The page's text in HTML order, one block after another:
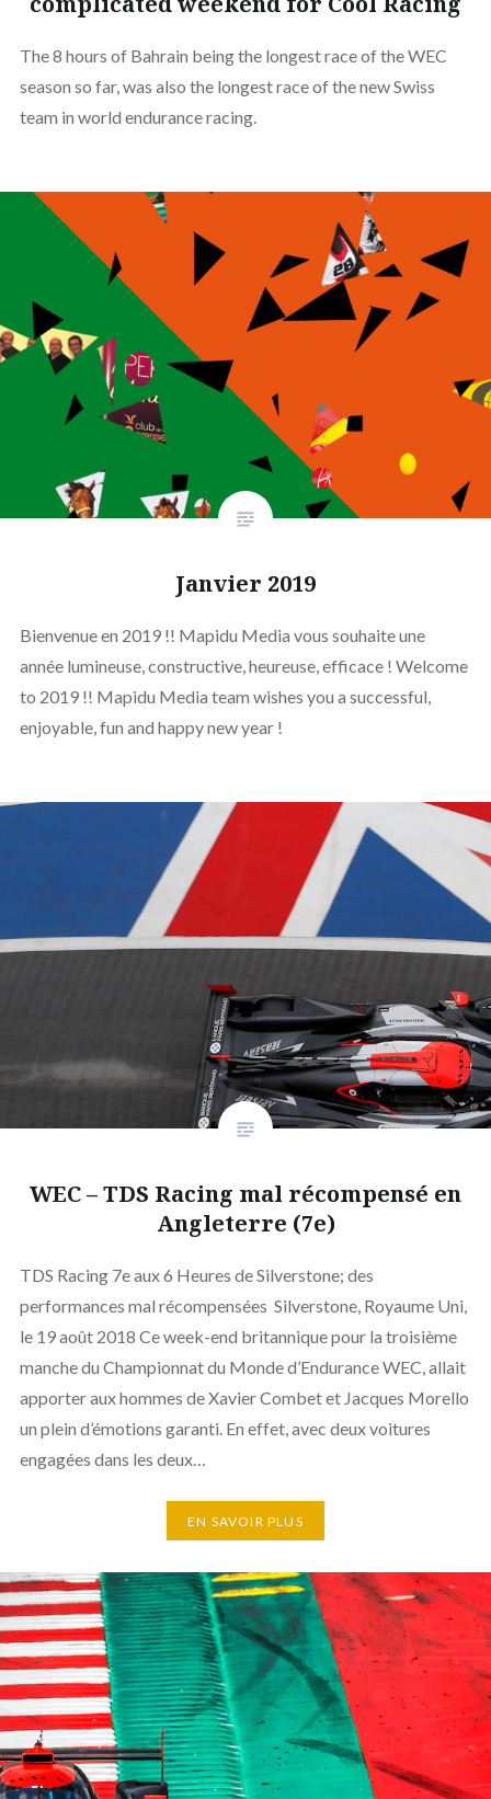
The 8 hours of Bahrain being the longest race of the WEC
season so far, was also the longest race of the new Swiss
team in world endurance racing.
Janvier 2019
Bienvenue en 2019 !! Mapidu Media vous souhaite une
année lumineuse, constructive, heureuse, efficace ! Welcome
to 2019 !! Mapidu Media team wishes you a successful,
enjoyable, fun and happy new year !
WEC – TDS Racing mal récompensé en
Angleterre (7e)
TDS Racing 7e aux 6 Heures de Silverstone; des
performances mal récompensées Silverstone, Royaume Uni,
le 19 août 2018 Ce week-end britannique pour la troisième
manche du Championnat du Monde d’Endurance WEC, allait
apporter aux hommes de Xavier Combet et Jacques Morello
un plein d’émotions garanti. En effet, avec deux voitures
engagées dans les deux…
EN SAVOIR PLUS